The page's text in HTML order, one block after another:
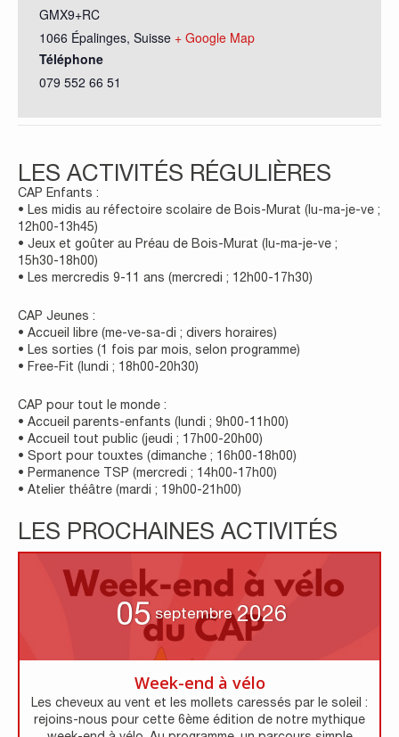
GMX9+RC
1066 Épalinges, Suisse + Google Map
Téléphone
079 552 66 51
LES ACTIVITÉS RÉGULIÈRES
CAP Enfants :
• Les midis au réfectoire scolaire de Bois-Murat (lu-ma-je-ve ;
12h00-13h45)
• Jeux et goûter au Préau de Bois-Murat (lu-ma-je-ve ;
15h30-18h00)
• Les mercredis 9-11 ans (mercredi ; 12h00-17h30)
CAP Jeunes :
• Accueil libre (me-ve-sa-di ; divers horaires)
• Les sorties (1 fois par mois, selon programme)
• Free-Fit (lundi ; 18h00-20h30)
CAP pour tout le monde :
• Accueil parents-enfants (lundi ; 9h00-11h00)
• Accueil tout public (jeudi ; 17h00-20h00)
• Sport pour touxtes (dimanche ; 16h00-18h00)
• Permanence TSP (mercredi ; 14h00-17h00)
• Atelier théâtre (mardi ; 19h00-21h00)
LES PROCHAINES ACTIVITÉS
05 septembre 2026
Week-end à vélo
Les cheveux au vent et les mollets caressés par le soleil :
rejoins-nous pour cette 6ème édition de notre mythique